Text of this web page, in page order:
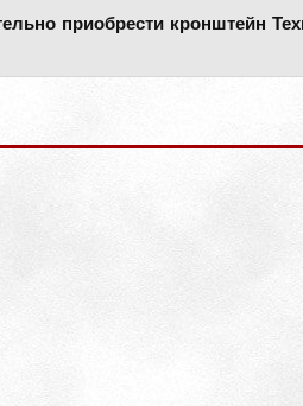
приобрести кронштейн